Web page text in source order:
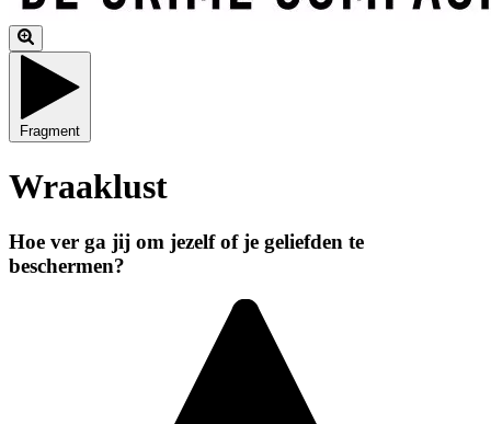
Fragment
Wraaklust
Hoe ver ga jij om jezelf of je geliefden te
beschermen?